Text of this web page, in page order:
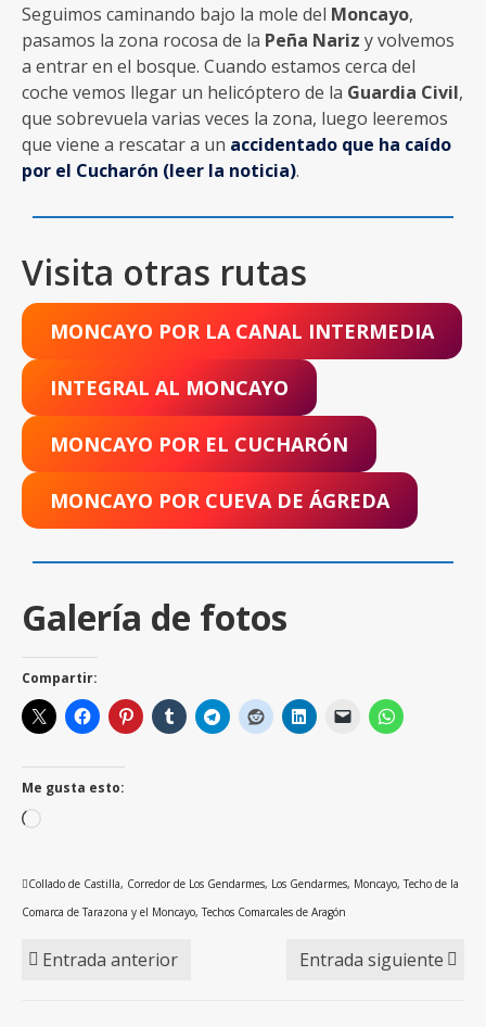
Seguimos caminando bajo la mole del Moncayo,
pasamos la zona rocosa de la Peña Nariz y volvemos
a entrar en el bosque. Cuando estamos cerca del
coche vemos llegar un helicóptero de la Guardia Civil,
que sobrevuela varias veces la zona, luego leeremos
que viene a rescatar a un accidentado que ha caído
por el Cucharón (leer la noticia).
Visita otras rutas
MONCAYO POR LA CANAL INTERMEDIA
INTEGRAL AL MONCAYO
MONCAYO POR EL CUCHARÓN
MONCAYO POR CUEVA DE ÁGREDA
Galería de fotos
Compartir:
Me gusta esto:
Cargando...
Collado de Castilla, Corredor de Los Gendarmes, Los Gendarmes, Moncayo,Techo de la
Comarca de Tarazona y el Moncayo,Techos Comarcales de Aragón
Entrada anterior Entrada siguiente